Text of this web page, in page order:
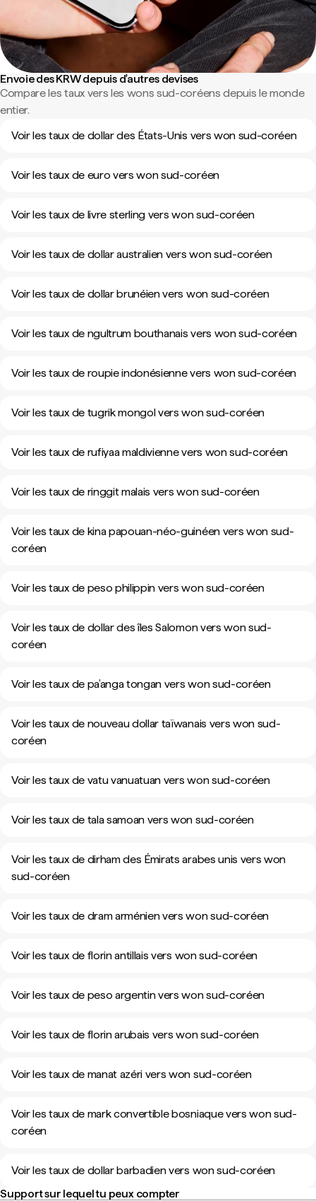
Envoie des KRW depuis d'autres devises
Compare les taux vers les wons sud-coréens depuis le monde
entier.
Voir les taux de dollar des États-Unis vers won sud-coréen
Voir les taux de euro vers won sud-coréen
Voir les taux de livre sterling vers won sud-coréen
Voir les taux de dollar australien vers won sud-coréen
Voir les taux de dollar brunéien vers won sud-coréen
Voir les taux de ngultrum bouthanais vers won sud-coréen
Voir les taux de roupie indonésienne vers won sud-coréen
Voir les taux de tugrik mongol vers won sud-coréen
Voir les taux de rufiyaa maldivienne vers won sud-coréen
Voir les taux de ringgit malais vers won sud-coréen
Voir les taux de kina papouan-néo-guinéen vers won sud-
coréen
Voir les taux de peso philippin vers won sud-coréen
Voir les taux de dollar des îles Salomon vers won sud-
coréen
Voir les taux de pa’anga tongan vers won sud-coréen
Voir les taux de nouveau dollar taïwanais vers won sud-
coréen
Voir les taux de vatu vanuatuan vers won sud-coréen
Voir les taux de tala samoan vers won sud-coréen
Voir les taux de dirham des Émirats arabes unis vers won
sud-coréen
Voir les taux de dram arménien vers won sud-coréen
Voir les taux de florin antillais vers won sud-coréen
Voir les taux de peso argentin vers won sud-coréen
Voir les taux de florin arubais vers won sud-coréen
Voir les taux de manat azéri vers won sud-coréen
Voir les taux de mark convertible bosniaque vers won sud-
coréen
Voir les taux de dollar barbadien vers won sud-coréen
Support sur lequel tu peux compter